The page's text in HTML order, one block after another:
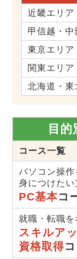
近畿エリア
甲信越・中
東京エリア
関東エリア
北海道・東
目
コース一覧
パソコン操作
身につけたい
PC基本コ
就職・転職
スキルア
資格取得